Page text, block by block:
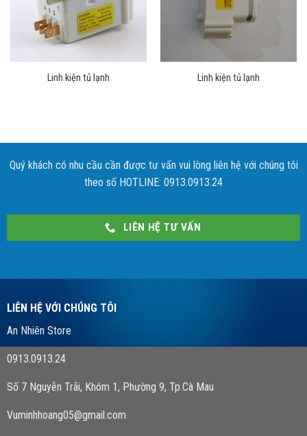
Linh kiện tủ lạnh Linh kiện tủ lạnh
Quý khách có nhu cầu cần được tư vấn vui lòng liên hệ với chúng tôi
theo số HOTLINE: 0913.0913.24
LIÊN HỆ TƯ VẤN
LIÊN HỆ VỚI CHÚNG TÔI
An Nhiên Store
0913.0913.24
Số 7 Nguyễn Trãi, Khóm 1, Phường 9, Tp.Cà Mau
Vuminhhoang05@gmail.com